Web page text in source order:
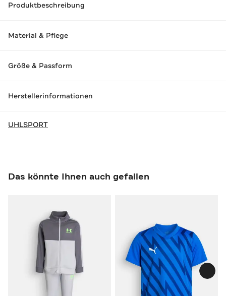
Produktbeschreibung
Material & Pflege
Größe & Passform
Herstellerinformationen
UHLSPORT
Das könnte Ihnen auch gefallen